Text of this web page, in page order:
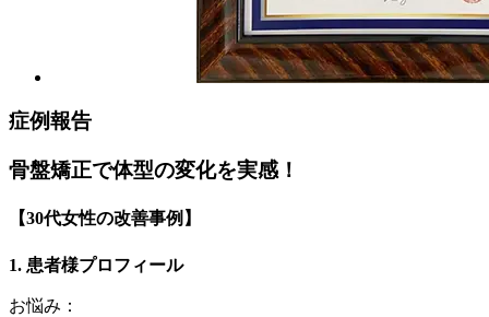
症例報告
骨盤矯正で体型の変化を実感！
【30代女性の改善事例】
1. 患者様プロフィール
お悩み：